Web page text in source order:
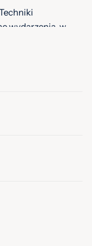
wydarzenia, w